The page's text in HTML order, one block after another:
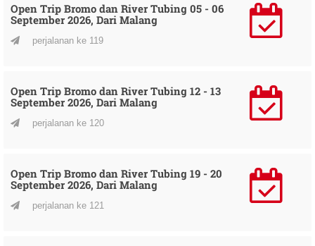
Open Trip Bromo dan River Tubing 05 - 06
September 2026, Dari Malang
perjalanan ke 119
Open Trip Bromo dan River Tubing 12 - 13
September 2026, Dari Malang
perjalanan ke 120
Open Trip Bromo dan River Tubing 19 - 20
September 2026, Dari Malang
perjalanan ke 121